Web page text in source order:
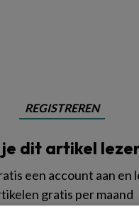
REGISTREREN
dit artikel
een account aan en
gratis per maand